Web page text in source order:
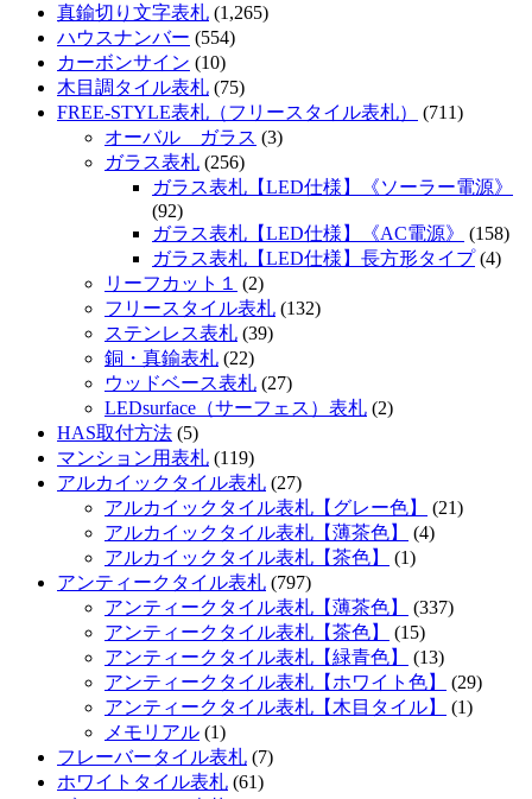
真鍮切り文字表札 (1,265)
ハウスナンバー (554)
カーボンサイン (10)
木目調タイル表札 (75)
FREE-STYLE表札（フリースタイル表札）
(711)
オーバル ガラス (3)
ガラス表札 (256)
ガラス表札【LED仕様】《ソーラー電源》
(92)
ガラス表札【LED仕様】《AC電源》
(158)
ガラス表札【LED仕様】長方形タイプ(4)
リーフカット１
(2)
フリースタイル表札 (132)
ステンレス表札 (39)
銅・真鍮表札 (22)
ウッドベース表札 (27)
LEDsurface（サーフェス）表札 (2)
HAS取付方法 (5)
マンション用表札 (119)
アルカイックタイル表札 (27)
アルカイックタイル表札【グレー色】
(21)
アルカイックタイル表札【薄茶色】
(4)
アルカイックタイル表札【茶色】
(1)
アンティークタイル表札 (797)
アンティークタイル表札【薄茶色】
(337)
アンティークタイル表札【茶色】
(15)
アンティークタイル表札【緑青色】
(13)
アンティークタイル表札【ホワイト色】
(29)
アンティークタイル表札【木目タイル】
(1)
メモリアル (1)
フレーバータイル表札 (7)
ホワイトタイル表札 (61)